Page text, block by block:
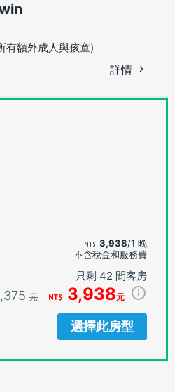
有額外成人與孩童)
詳情
3,938/1 晚
不含稅金和服務費
只剩 42 間客房
元 3,938元
選擇此房型